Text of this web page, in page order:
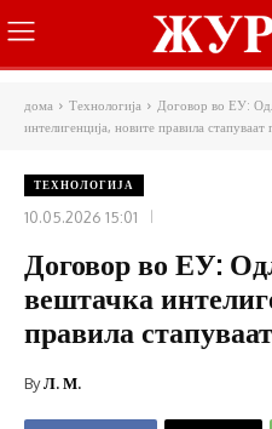
дома Технологија
Договор во ЕУ:
интелигенција, новите правила стапуваат
ТЕХНОЛОГИЈА
10.05.2026 15:01
Договор во ЕУ:
вештачка
правила
ByЛ. М.